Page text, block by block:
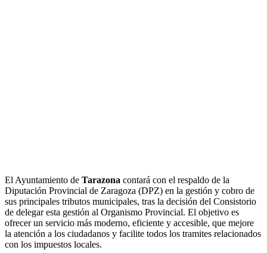
El Ayuntamiento de Tarazona contará con el respaldo de la
Diputación Provincial de Zaragoza (DPZ) en la gestión y cobro de
sus principales tributos municipales, tras la decisión del Consistorio
de delegar esta gestión al Organismo Provincial. El objetivo es
ofrecer un servicio más moderno, eficiente y accesible, que mejore
la atención a los ciudadanos y facilite todos los tramites relacionados
con los impuestos locales.